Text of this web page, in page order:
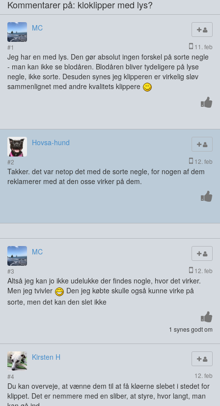
Kommentarer på: kloklipper med lys?
MC
#1 11. feb
Jeg har en med lys. Den gør absolut ingen forskel på sorte negle
- man kan ikke se blodåren. Blodåren bliver tydeligere på lyse
negle, ikke sorte. Desuden synes jeg klipperen er virkelig sløv
sammenlignet med andre kvalitets klippere
Hovsa-hund
#2 12. feb
Takker. det var netop det med de sorte negle, for nogen af dem
reklamerer med at den osse virker på dem.
MC
#3 12. feb
Altså jeg kan jo ikke udelukke der findes nogle, hvor det virker.
Men jeg tvivler
Den jeg købte skulle også kunne virke på
sorte, men det kan den slet ikke
1 synes godt om
Kirsten H
#4 12. feb
Du kan overveje, at vænne dem til at få kløerne slebet i stedet for
klippet. Det er nemmere med en sliber, at styre, hvor langt, man